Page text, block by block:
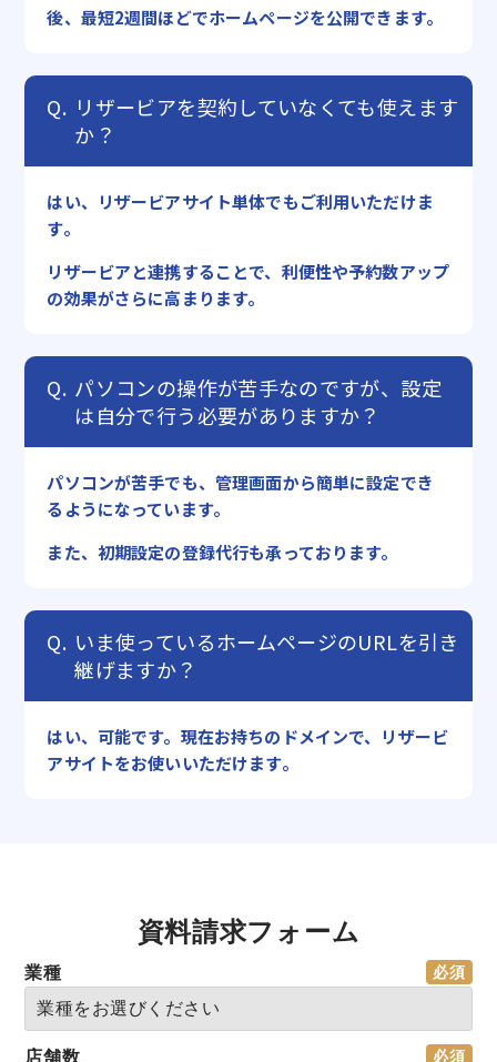
後、最短2週間ほどでホームページを公開できます。
リザービアを契約していなくても使えます
か？
はい、リザービアサイト単体でもご利用いただけま
す。
リザービアと連携することで、利便性や予約数アップ
の効果がさらに高まります。
パソコンの操作が苦手なのですが、設定
は自分で行う必要がありますか？
パソコンが苦手でも、管理画面から簡単に設定でき
るようになっています。
また、初期設定の登録代行も承っております。
いま使っているホームページのURLを引き
継げますか？
はい、可能です。現在お持ちのドメインで、リザービ
アサイトをお使いいただけます。
資料請求フォーム
業種
店舗数